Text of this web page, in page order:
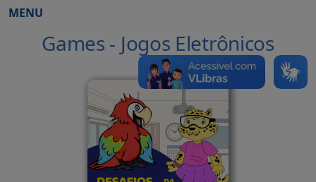
MENU
Games - Jogos Eletrônicos